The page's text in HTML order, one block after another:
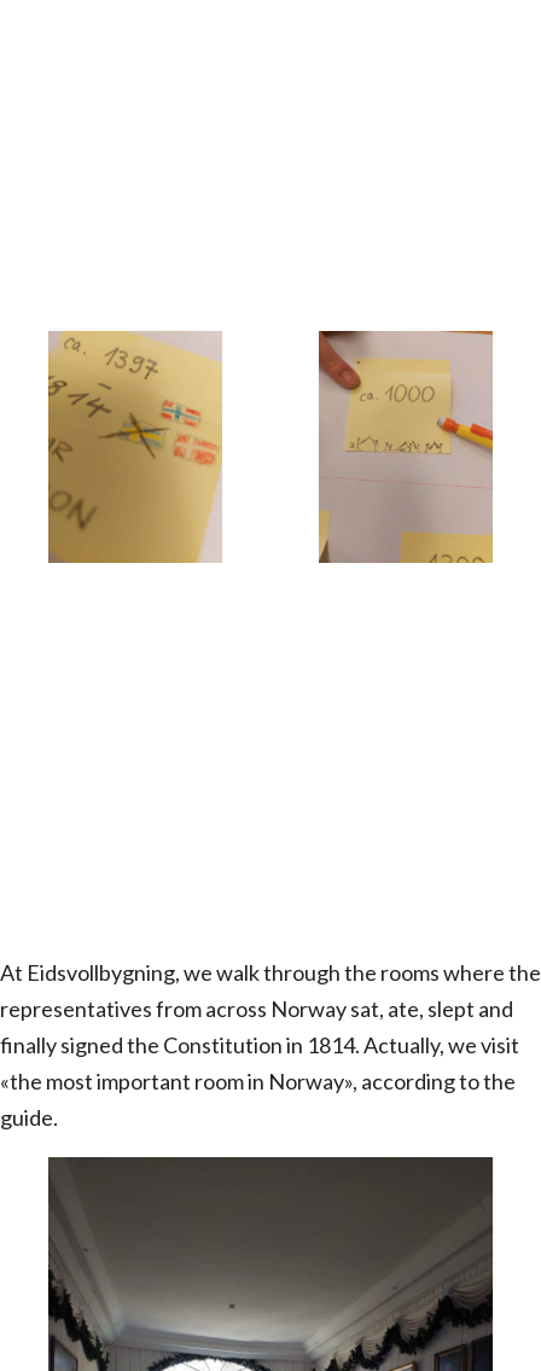
At Eidsvollbygning, we walk through the rooms where the
representatives from across Norway sat, ate, slept and
finally signed the Constitution in 1814. Actually, we visit
«the most important room in Norway», according to the
guide.